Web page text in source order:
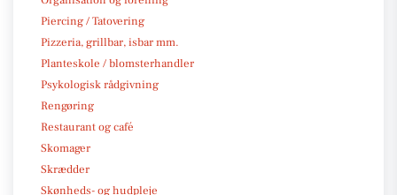
Piercing / Tatovering
Pizzeria, grillbar, isbar mm.
Planteskole / blomsterhandler
Psykologisk rådgivning
Rengøring
Restaurant og café
Skomager
Skrædder
Skønheds- og hudpleje